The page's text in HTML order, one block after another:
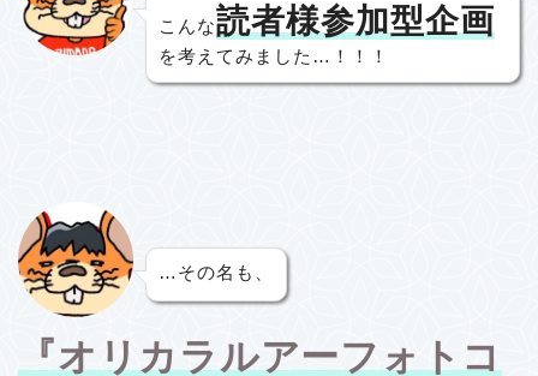
こんな読者様参加型企画
を考えてみました…！！！
…その名も、
『オリカラルアーフォトコ